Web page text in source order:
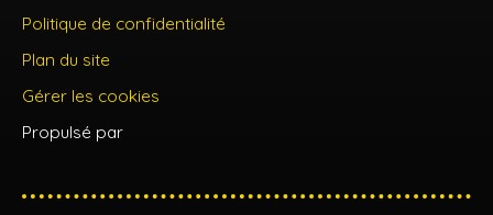
Politique de confidentialité
Plan du site
Gérer les cookies
Propulsé par